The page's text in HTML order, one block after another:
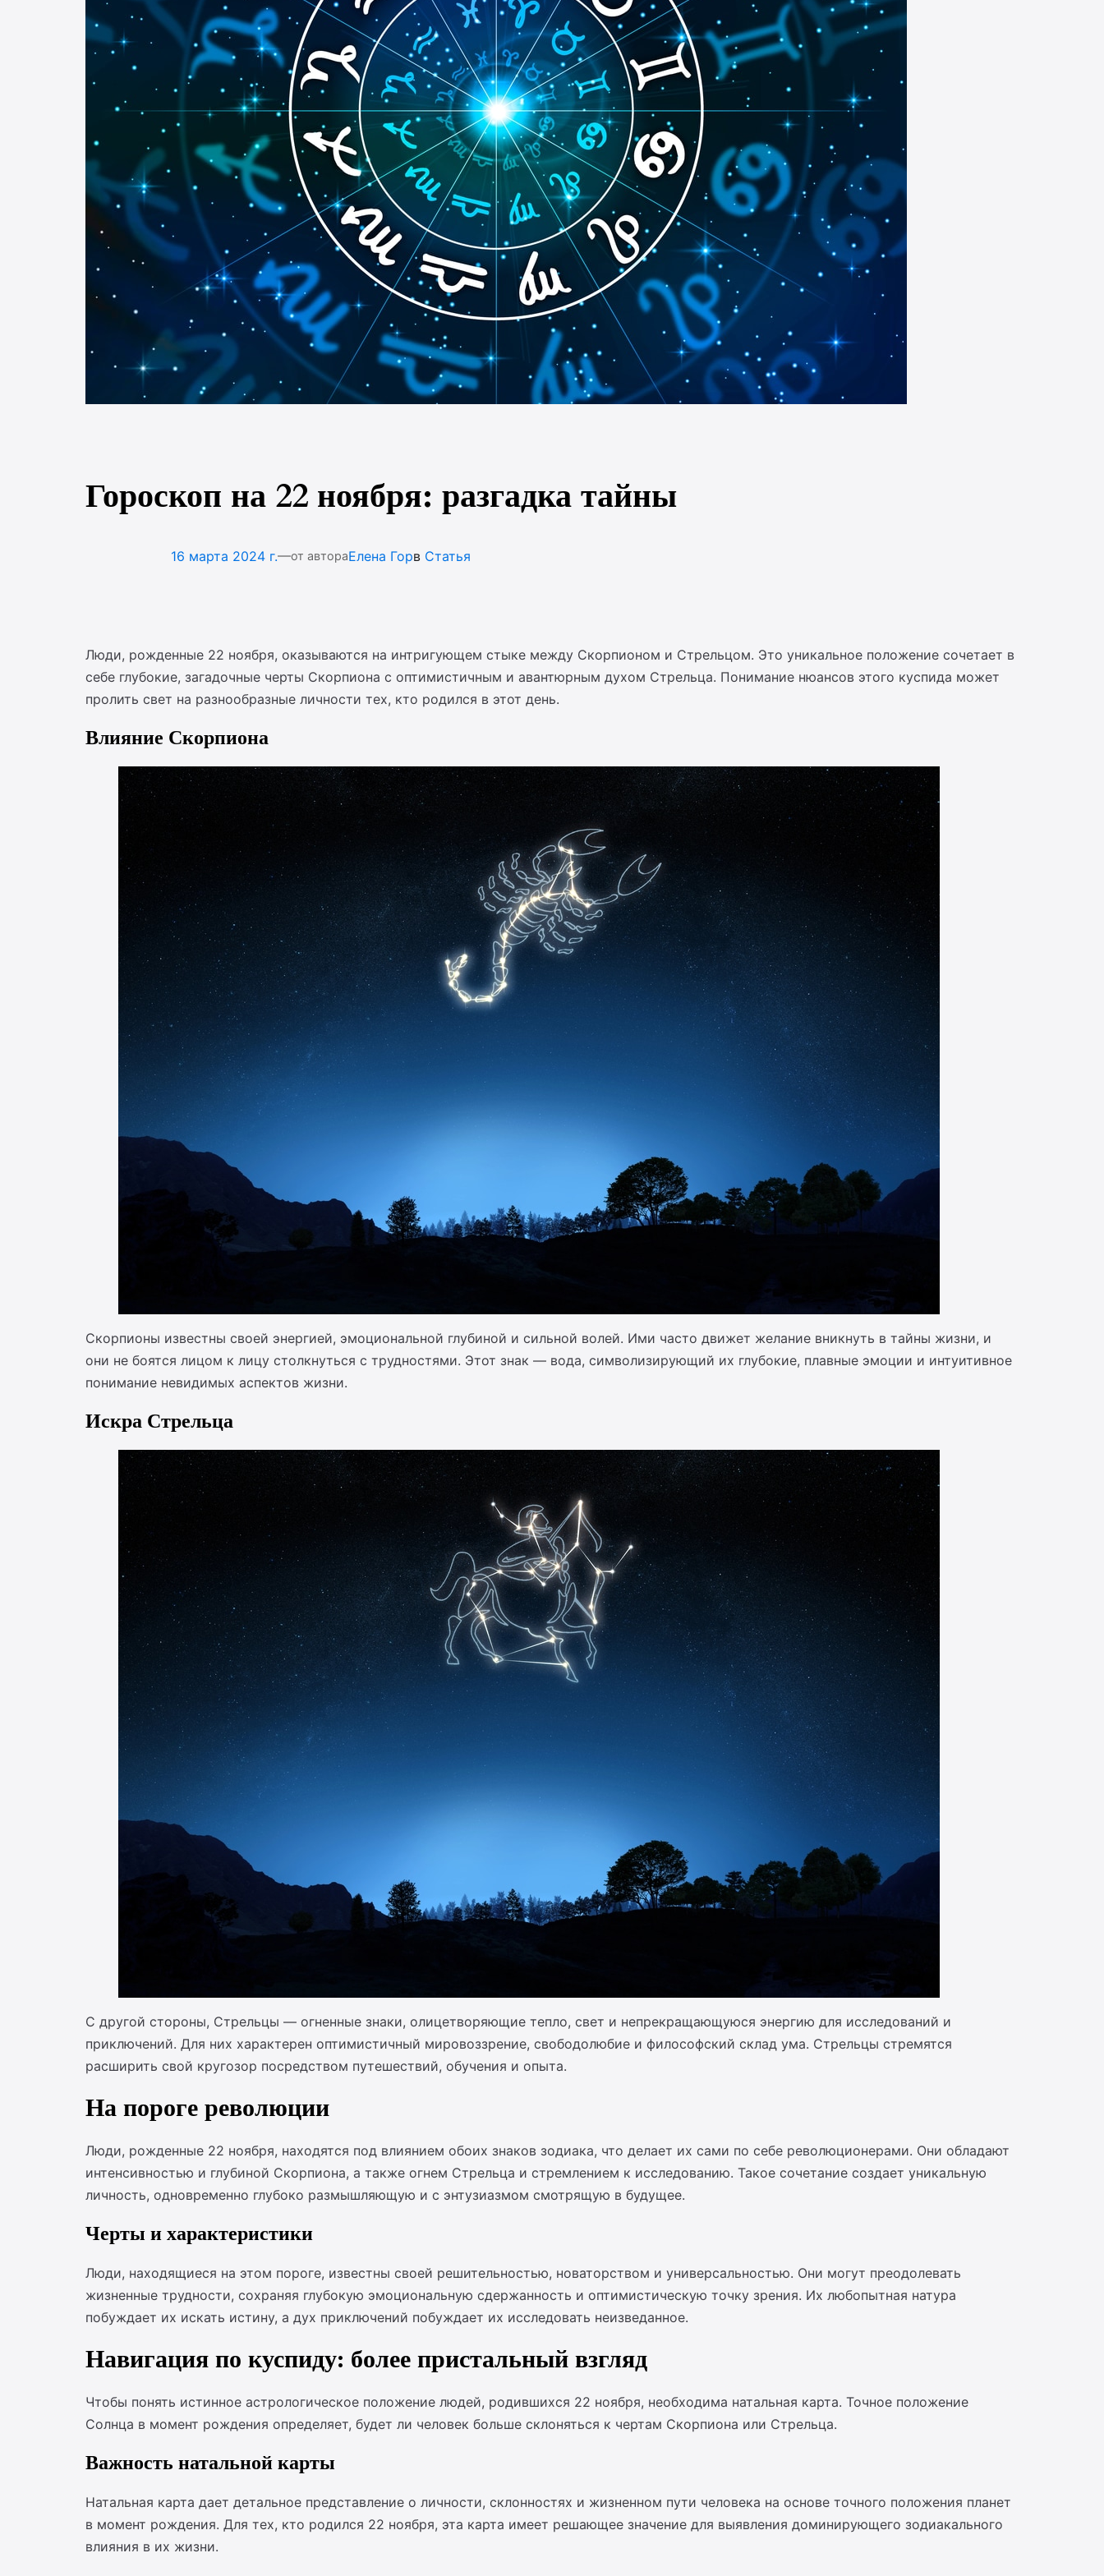
Гороскоп на 22 ноября: разгадка тайны
16 марта 2024 г.—от автораЕлена Горв Статья
Люди, рожденные 22 ноября, оказываются на интригующем стыке между Скорпионом и Стрельцом. Это уникальное положение сочетает в
себе глубокие, загадочные черты Скорпиона с оптимистичным и авантюрным духом Стрельца. Понимание нюансов этого куспида может
пролить свет на разнообразные личности тех, кто родился в этот день.
Влияние Скорпиона
Скорпионы известны своей энергией, эмоциональной глубиной и сильной волей. Ими часто движет желание вникнуть в тайны жизни, и
они не боятся лицом к лицу столкнуться с трудностями. Этот знак — вода, символизирующий их глубокие, плавные эмоции и интуитивное
понимание невидимых аспектов жизни.
Искра Стрельца
С другой стороны, Стрельцы — огненные знаки, олицетворяющие тепло, свет и непрекращающуюся энергию для исследований и
приключений. Для них характерен оптимистичный мировоззрение, свободолюбие и философский склад ума. Стрельцы стремятся
расширить свой кругозор посредством путешествий, обучения и опыта.
На пороге революции
Люди, рожденные 22 ноября, находятся под влиянием обоих знаков зодиака, что делает их сами по себе революционерами. Они обладают
интенсивностью и глубиной Скорпиона, а также огнем Стрельца и стремлением к исследованию. Такое сочетание создает уникальную
личность, одновременно глубоко размышляющую и с энтузиазмом смотрящую в будущее.
Черты и характеристики
Люди, находящиеся на этом пороге, известны своей решительностью, новаторством и универсальностью. Они могут преодолевать
жизненные трудности, сохраняя глубокую эмоциональную сдержанность и оптимистическую точку зрения. Их любопытная натура
побуждает их искать истину, а дух приключений побуждает их исследовать неизведанное.
Навигация по куспиду: более пристальный взгляд
Чтобы понять истинное астрологическое положение людей, родившихся 22 ноября, необходима натальная карта. Точное положение
Солнца в момент рождения определяет, будет ли человек больше склоняться к чертам Скорпиона или Стрельца.
Важность натальной карты
Натальная карта дает детальное представление о личности, склонностях и жизненном пути человека на основе точного положения планет
в момент рождения. Для тех, кто родился 22 ноября, эта карта имеет решающее значение для выявления доминирующего зодиакального
влияния в их жизни.